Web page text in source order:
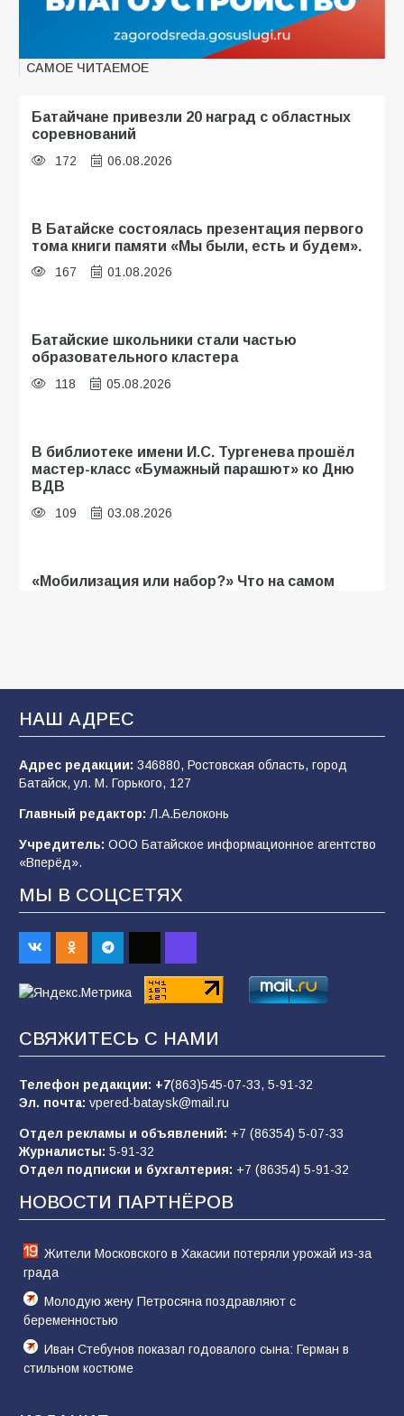
САМОЕ ЧИТАЕМОЕ
Батайчане привезли 20 наград с областных
соревнований
172 06.08.2026
В Батайске состоялась презентация первого
тома книги памяти «Мы были, есть и будем».
167 01.08.2026
Батайские школьники стали частью
образовательного кластера
118 05.08.2026
В библиотеке имени И.С. Тургенева прошёл
мастер-класс «Бумажный парашют» ко Дню
ВДВ
109 03.08.2026
«Мобилизация или набор?» Что на самом
В Батайске продолжаются дорожные работы
106 04.08.2026
Будет ли мобилизация в России в 2026 году
после выборов: в Госдуме дали ответ
105 06.08.2026
В детском саду № 35 дети освоили
строительные профессии в ходе
спортивного праздника
07.08.2026
«Слухами Москву не возьмёшь»: почему
заявления Киева о мобилизации — это
отчаяние, а не разведка
83 02.08.2026
Батайчане вышли в финал Всероссийского
конкурса «Большая перемена»
61 04.08.2026
НАШ АДРЕС
Адрес редакции: 346880, Ростовская область, город
Батайск, ул. М. Горького, 127
Главный редактор: Л.А.Белоконь
Учредитель: ООО Батайское информационное агентство
«Вперёд».
МЫ В СОЦСЕТЯХ
СВЯЖИТЕСЬ С НАМИ
Телефон редакции: +7(863)545-07-33, 5-91-32
Эл. почта: vpered-bataysk@mail.ru
Отдел рекламы и объявлений: +7 (86354) 5-07-33
Журналисты: 5-91-32
Отдел подписки и бухгалтерия: +7 (86354) 5-91-32
НОВОСТИ ПАРТНЁРОВ
Жители Московского в Хакасии потеряли урожай из-за
града
Молодую жену Петросяна поздравляют с
беременностью
Иван Стебунов показал годовалого сына: Герман в
стильном костюме